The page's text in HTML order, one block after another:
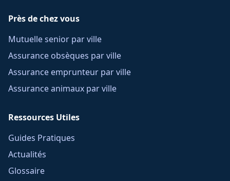
Près de chez vous
Mutuelle senior par ville
Assurance obsèques par ville
Assurance emprunteur par ville
Assurance animaux par ville
Ressources Utiles
Guides Pratiques
Actualités
Glossaire